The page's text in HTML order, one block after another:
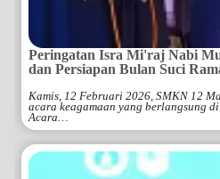
Peringatan Isra Mi'raj Nabi
dan Persiapan Bulan Suci
Kamis, 12 Februari 2026, SMKN 12
acara keagamaan yang berlangsung
Acara…